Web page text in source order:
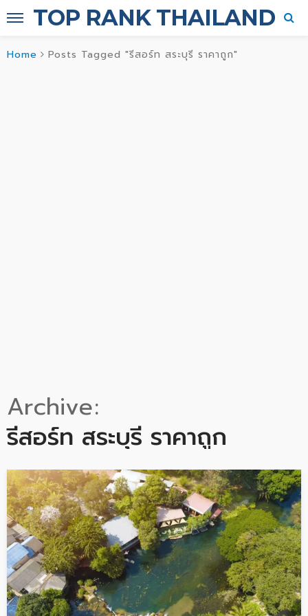
TOP RANK THAILAND
Home Posts Tagged "รีสอร์ท สระบุรี ราคาถูก"
Archive
รีสอร์ท สระบุรี ราคาถูก